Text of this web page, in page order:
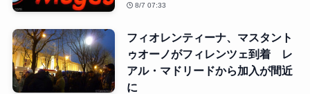
8/7 07:33
フィオレンティーナ、マスタント
ゥオーノがフィレンツェ到着 レ
アル・マドリードから加入が間近
に